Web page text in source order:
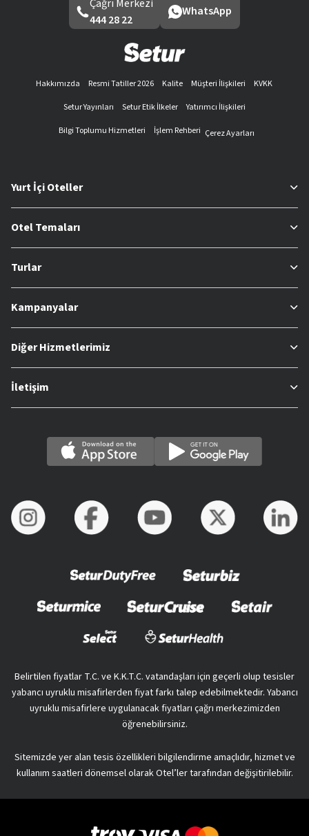
Çağrı Merkezi
444 28 22
WhatsApp
Hakkımızda Resmi Tatiller 2026 Kalite Müşteri İlişkileri
KVKK
Setur Yayınları
Setur Etik İlkeler
Yatırımcı İlişkileri
Bilgi Toplumu Hizmetleri
İşlem Rehberi Çerez Ayarları
Yurt İçi Oteller
Otel Temaları
Turlar
Kampanyalar
Diğer Hizmetlerimiz
İletişim
Belirtilen fiyatlar T.C. ve K.K.T.C. vatandaşları için geçerli olup tesisler
yabancı uyruklu misafirlerden fiyat farkı talep edebilmektedir. Yabancı
uyruklu misafirlere uygulanacak fiyatları çağrı merkezimizden
öğrenebilirsiniz.
Sitemizde yer alan tesis özellikleri bilgilendirme amaçlıdır, hizmet ve
kullanım saatleri dönemsel olarak Otel’ler tarafından değişitirilebilir.